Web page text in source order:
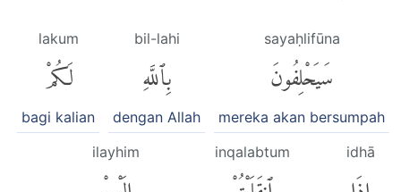
sayaḥlifūna
سَيَحْلِفُونَ
mereka akan bersumpah
bil-lahi
بِٱللَّهِ
dengan Allah
lakum
لَكُمْ
bagi kalian
idhā
inqalabtum
ilayhim